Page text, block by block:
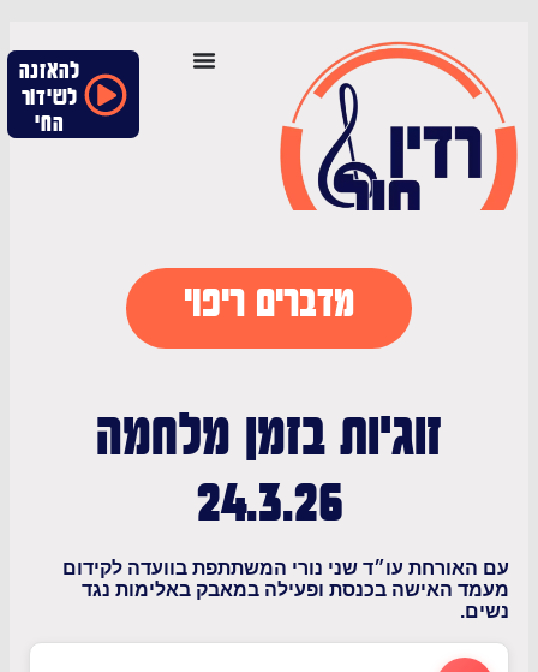
להאזנה
לשידור
החי
מדברים ריפוי
זוגיות בזמן מלחמה
24.3.26
עו״ד שני נורי המשתתפת בוועדה לקידום
האישה בכנסת ופעילה במאבק באלימות נגד